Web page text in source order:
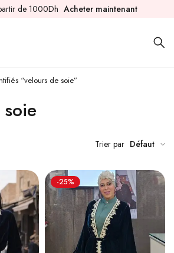
de 1000Dh Acheter maintenant
“velours de soie”
Trier par Défaut
-25%